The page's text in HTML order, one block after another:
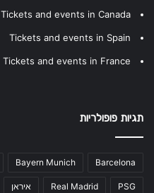
Tickets and events in Canada
Tickets and events in Spain
Tickets and events in France
תגיות פופולריות
Barcelona
Bayern Munich
PSG
Real Madrid איראן